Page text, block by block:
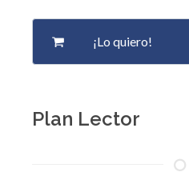
Plan Lector